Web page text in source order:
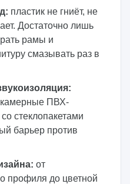
пластик не гниёт, не
Достаточно лишь
рамы и
смазывать раз в
ПВХ-
стеклопакетами
барьер против
от
профиля до цветной